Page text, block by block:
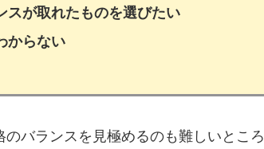
スが取れたものを選びたい
からない
バランスを見極めるのも難しいところ